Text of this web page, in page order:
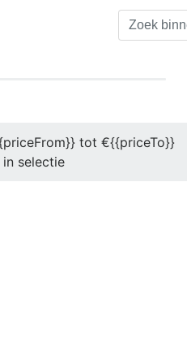
tot €{{priceTo}}
selectie